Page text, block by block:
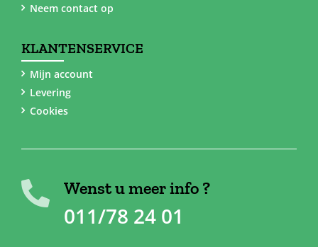
Neem contact op
KLANTENSERVICE
Mijn account
Levering
Cookies
Wenst u meer info ?
011/78 24 01